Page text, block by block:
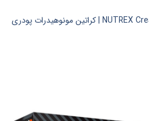
NUTREX Creatine monohydrate – 300 gr | کراتین مونوهیدرات پودری